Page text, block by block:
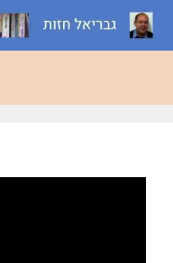
לדלג
לתוכן